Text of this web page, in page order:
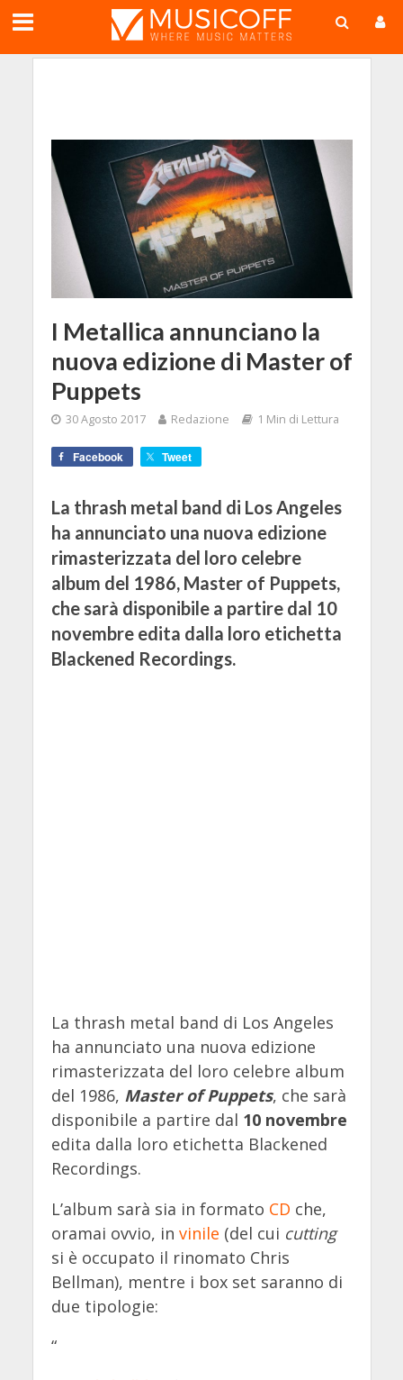
I Metallica annunciano la
nuova edizione di Master of
Puppets
30 Agosto 2017 Redazione 1 Min di Lettura
Facebook Tweet
La thrash metal band di Los Angeles
ha annunciato una nuova edizione
rimasterizzata del loro celebre
album del 1986, Master of Puppets,
che sarà disponibile a partire dal 10
novembre edita dalla loro etichetta
Blackened Recordings.
La thrash metal band di Los Angeles
ha annunciato una nuova edizione
rimasterizzata del loro celebre album
del 1986, Master of Puppets, che sarà
disponibile a partire dal 10 novembre
edita dalla loro etichetta Blackened
Recordings.
L’album sarà sia in formato CD che,
oramai ovvio, in vinile (del cui cutting
si è occupato il rinomato Chris
Bellman), mentre i box set saranno di
due tipologie:
“